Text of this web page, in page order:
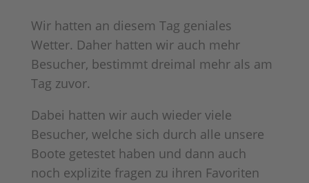
Wir hatten an diesem Tag geniales
Wetter. Daher hatten wir auch mehr
Besucher, bestimmt dreimal mehr als am
Tag zuvor.
Dabei hatten wir auch wieder viele
Besucher, welche sich durch alle unsere
Boote getestet haben und dann auch
noch explizite fragen zu ihren Favoriten